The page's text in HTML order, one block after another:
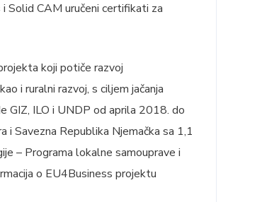
Solid CAM uručeni certifikati za
koji potiče razvoj
i ruralni razvoj, s ciljem jačanja
GIZ, ILO i UNDP od aprila 2018. do
i Savezna Republika Njemačka sa 1,1
– Programa lokalne samouprave i
o EU4Business projektu